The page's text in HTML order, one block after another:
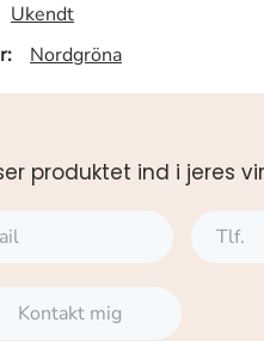
Ukendt
Nordgröna
produktet ind i jeres
Kontakt mig